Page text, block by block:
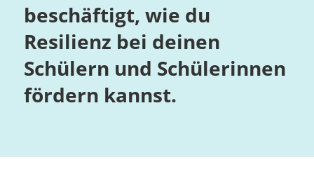
beschäftigt, wie du
Resilienz bei deinen
Schülern und Schülerinnen
fördern kannst.